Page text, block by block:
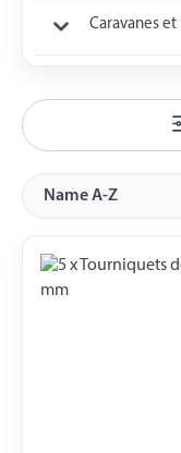
Caravanes